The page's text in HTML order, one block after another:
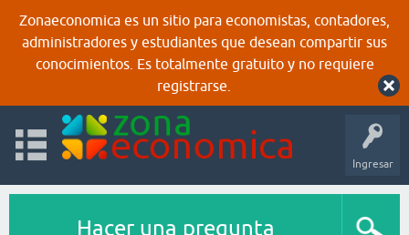
Zonaeconomica es un sitio para economistas, contadores,
administradores y estudiantes que desean compartir sus
conocimientos. Es totalmente gratuito y no requiere
registrarse.
Ingresar
Hacer una pregunta